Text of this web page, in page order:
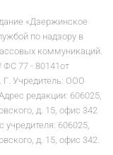
«Дзержинское
по надзору в
коммуникаций.
ФС 77 - 80141от
Г. Учредитель: ООО
редакции: 606025,
д. 15, офис 342
учредителя: 606025,
д. 15, офис 342.